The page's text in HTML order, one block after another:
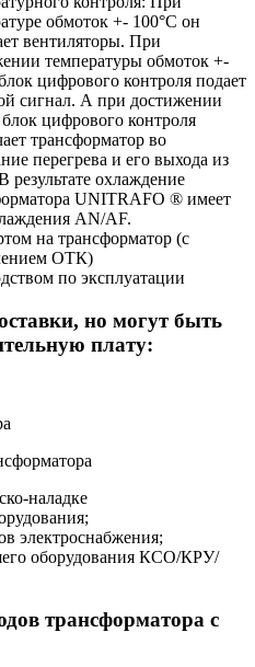
обмоток +- 100°C он
вентиляторы. При
температуры обмоток +-
цифрового контроля подает
сигнал. А при достижении
блок цифрового контроля
трансформатор во
перегрева и его выхода из
результате охлаждение
UNITRAFO ® имеет
AN/AF.
на трансформатор (с
ОТК)
по эксплуатации
но могут быть
плату:
наладке
электроснабжения;
оборудования КСО/КРУ/
трансформатора с